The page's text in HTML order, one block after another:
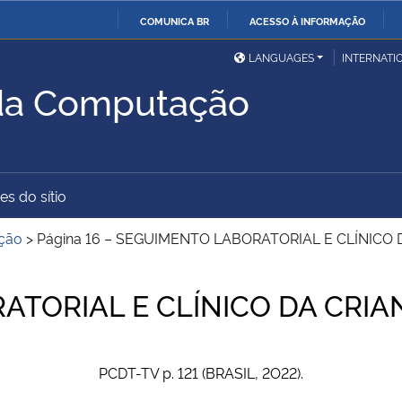
O
CONTEÚDO
COMUNICA BR ACESSO À INFORMAÇÃO
Ministério da Defesa
Ministério das Relações
Exteriores
Ministério da Cidadania Ministério da Saúde
Ministério do
Desenvolvimento Regional
União
Advocacia-Geral da União Banco Central do Brasil
LANGUAGES
Computação
do sítio
> Página 16 – SEGUIMENTO LABORATORIAL E CLÍNICO
E CLÍNICO DA
PCDT-TV p. 121 (BRASIL, 2O22).